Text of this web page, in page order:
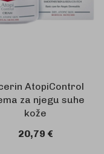
AtopiControl
za njegu suhe
kože
20,79 €